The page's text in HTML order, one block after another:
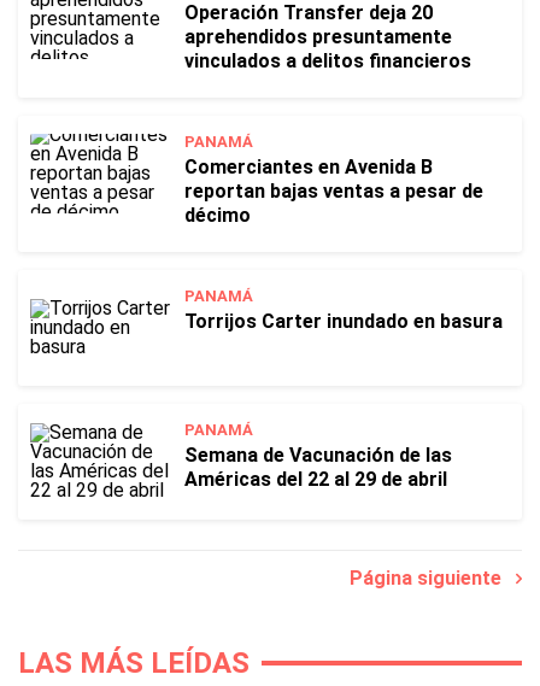
Operación Transfer deja 20
aprehendidos presuntamente
vinculados a delitos financieros
PANAMÁ
Comerciantes en Avenida B
reportan bajas ventas a pesar de
décimo
PANAMÁ
Torrijos Carter inundado en basura
PANAMÁ
Semana de Vacunación de las
Américas del 22 al 29 de abril
Página siguiente
LAS MÁS LEÍDAS